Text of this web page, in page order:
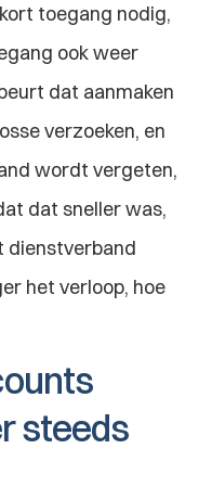
toegang nodig,
ook weer
dat aanmaken
verzoeken, en
wordt vergeten,
dat sneller was,
dienstverband
het verloop, hoe
steeds